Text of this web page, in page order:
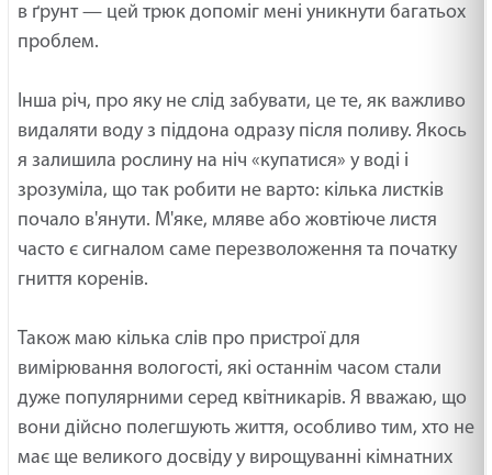
в ґрунт — цей трюк допоміг мені уникнути багатьох
проблем.
Інша річ, про яку не слід забувати, це те, як важливо
видаляти воду з піддона одразу після поливу. Якось
я залишила рослину на ніч «купатися» у воді і
зрозуміла, що так робити не варто: кілька листків
почало в'янути. М'яке, мляве або жовтіюче листя
часто є сигналом саме перезволоження та початку
гниття коренів.
Також маю кілька слів про пристрої для
вимірювання вологості, які останнім часом стали
дуже популярними серед квітникарів. Я вважаю, що
вони дійсно полегшують життя, особливо тим, хто не
має ще великого досвіду у вирощуванні кімнатних